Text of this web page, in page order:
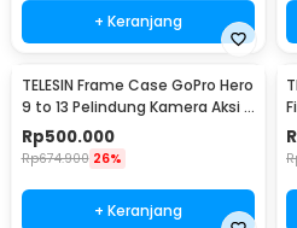
+ Keranjang
TELESIN Frame Case GoPro Hero
9 to 13 Pelindung Kamera Aksi -
S6-FMS-15-TGP
Rp500.000
Rp674.900 26%
+ Keranjang